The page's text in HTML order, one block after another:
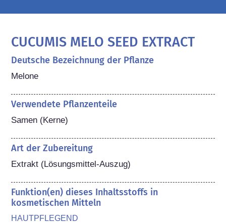
CUCUMIS MELO SEED EXTRACT
Deutsche Bezeichnung der Pflanze
Melone
Verwendete Pflanzenteile
Samen (Kerne)
Art der Zubereitung
Extrakt (Lösungsmittel-Auszug)
Funktion(en) dieses Inhaltsstoffs in
kosmetischen Mitteln
HAUTPFLEGEND